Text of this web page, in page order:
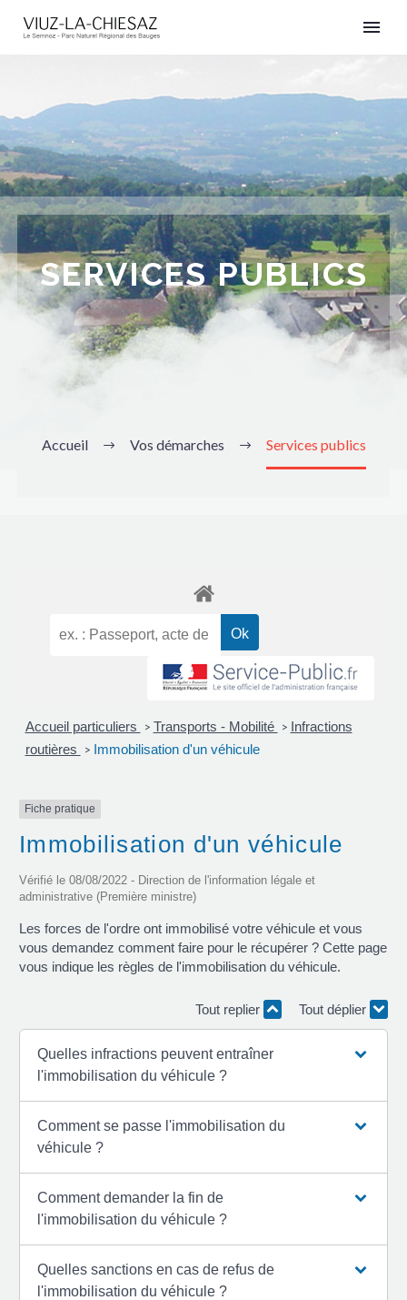
SERVICES PUBLICS
Accueil Vos démarches Services publics
Accueil particuliers > Transports - Mobilité > Infractions
routières
> Immobilisation d'un véhicule
Fiche pratique
Immobilisation d'un véhicule
Vérifié le 08/08/2022 - Direction de l'information légale et
administrative (Première ministre)
Les forces de l'ordre ont immobilisé votre véhicule et vous
vous demandez comment faire pour le récupérer ? Cette page
vous indique les règles de l'immobilisation du véhicule.
Tout replier Tout déplier
Quelles infractions peuvent entraîner
l'immobilisation du véhicule ?
Comment se passe l'immobilisation du
véhicule ?
Comment demander la fin de
l'immobilisation du véhicule ?
Quelles sanctions en cas de refus de
l'immobilisation du véhicule ?